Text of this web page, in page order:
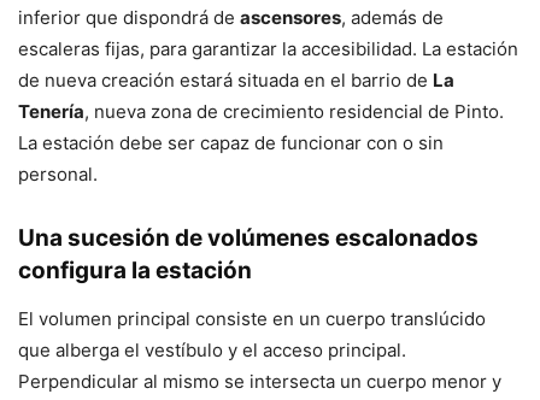
inferior que dispondrá de ascensores, además de
escaleras fijas, para garantizar la accesibilidad. La estación
de nueva creación estará situada en el barrio de La
Tenería, nueva zona de crecimiento residencial de Pinto.
La estación debe ser capaz de funcionar con o sin
personal.
Una sucesión de volúmenes escalonados
configura la estación
El volumen principal consiste en un cuerpo translúcido
que alberga el vestíbulo y el acceso principal.
Perpendicular al mismo se intersecta un cuerpo menor y